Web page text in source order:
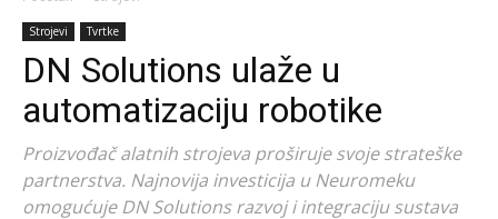
Strojevi Tvrtke
DN Solutions ulaže u
automatizaciju robotike
Proizvođač alatnih strojeva proširuje svoje strateške
partnerstva. Najnovija investicija u Neuromeku
omogućuje DN Solutions razvoj i integraciju sustava